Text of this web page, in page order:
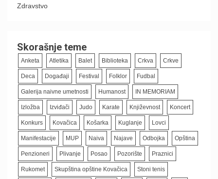
Zdravstvo
Skorašnje teme
Anketa Atletika Balet Biblioteka Crkva Crkve
Deca Događaji Festival Folklor Fudbal
Galerija naivne umetnosti Humanost IN MEMORIAM
Izložba Izviđači Judo Karate Književnost Koncert
Konkurs Kovačica Košarka Kuglanje Lovci
Manifestacije MUP Naiva Najave Odbojka Opština
Penzioneri Plivanje Posao Pozorište Praznici
Rukomet Skupština opštine Kovačica Stoni tenis